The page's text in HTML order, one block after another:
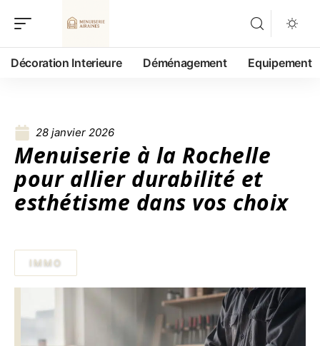
Décoration Interieure Déménagement Equipement
28 janvier 2026
Menuiserie à la Rochelle
pour allier durabilité et
esthétisme dans vos choix
IMMO